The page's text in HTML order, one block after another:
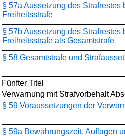
§ 57a Aussetzung des Strafrestes
Freiheitsstrafe
§ 57b Aussetzung des Strafrestes
Freiheitsstrafe als Gesamtstrafe
§ 58 Gesamtstrafe und
Fünfter Titel
Verwarnung mit Strafvorbehalt
§ 59 Voraussetzungen der
§ 59a Bewährungszeit, Auflagen